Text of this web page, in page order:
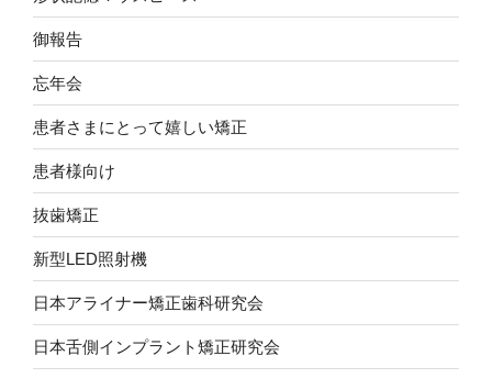
御報告
忘年会
患者さまにとって嬉しい矯正
患者様向け
抜歯矯正
新型LED照射機
日本アライナー矯正歯科研究会
日本舌側インプラント矯正研究会